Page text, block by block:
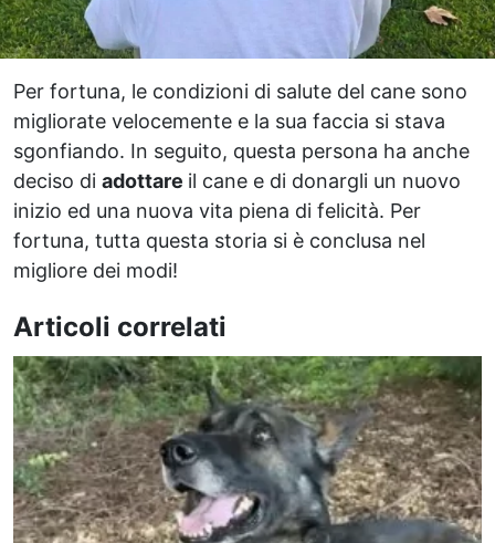
Per fortuna, le condizioni di salute del cane sono
migliorate velocemente e la sua faccia si stava
sgonfiando. In seguito, questa persona ha anche
deciso di adottare il cane e di donargli un nuovo
inizio ed una nuova vita piena di felicità. Per
fortuna, tutta questa storia si è conclusa nel
migliore dei modi!
Articoli correlati